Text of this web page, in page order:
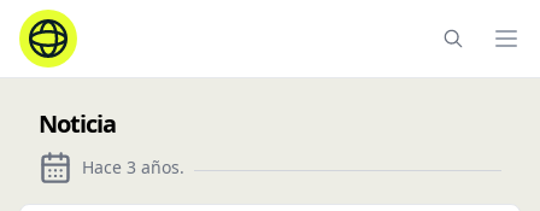
Noticia
Hace 3 años.